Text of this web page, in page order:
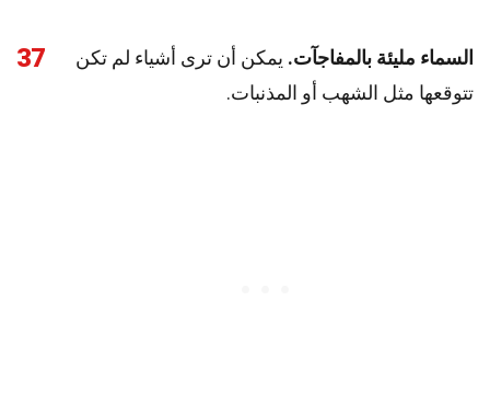
37 السماء مليئة بالمفاجآت. يمكن أن ترى أشياء لم تكن
تتوقعها مثل الشهب أو المذنبات.